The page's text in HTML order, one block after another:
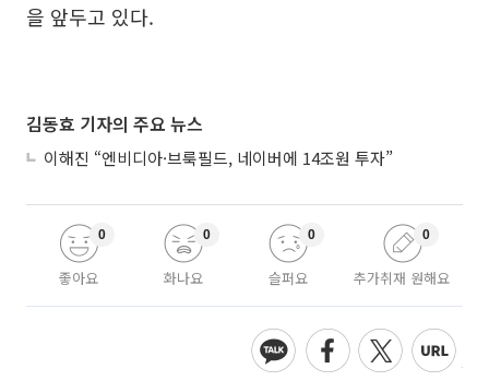
을 앞두고 있다.
김동효 기자의 주요 뉴스
이해진 “엔비디아·브룩필드, 네이버에 14조원 투자”
좋아요
0
화나요
0
슬퍼요
0
추가취재 원해요
0